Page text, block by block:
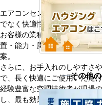
エアコンセンターACは、「
でなく快適性と機能性にもこ
お客様の業種や施設の形態に
置・能力・風向きなどを総合
案。
さらに、お手入れのしやすさ
で、長く快適にご使用いただ
経験豊富な空調技術者が現場
し、最も効果的で効率的なプ
その他